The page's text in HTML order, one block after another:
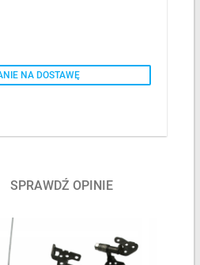
NA DOSTAWĘ
SPRAWDŹ OPINIE